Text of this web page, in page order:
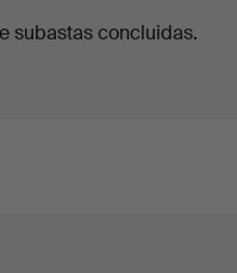
subastas concluidas.